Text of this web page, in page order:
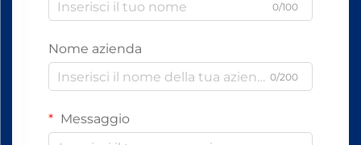
0/100
Nome azienda
0/200
Messaggio